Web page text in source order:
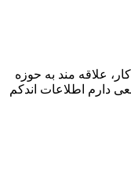
با 3 سال سابقه کار، علاقه مند به حوزه
دارم اطلاعات اندکم